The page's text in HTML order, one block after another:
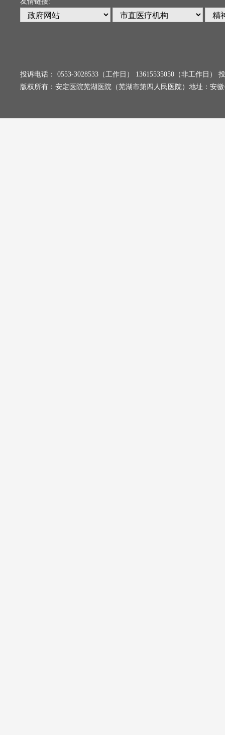
投诉电话： 0553-3028533（工作日） 13615535050（非工作日）
版权所有：安定医院芜湖医院（芜湖市第四人民医院）地址：